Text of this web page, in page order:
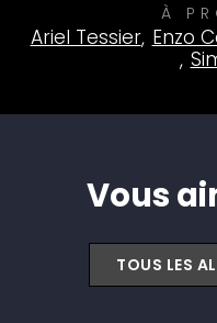
À
Ariel Tessier, Enzo
,
Vous
TOUS LES